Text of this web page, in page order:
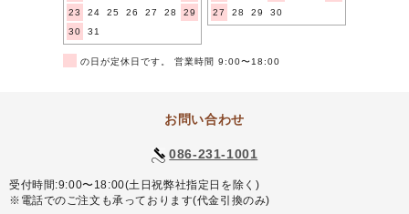
23
24 25 26 27 28
29
30
31
27
28 29 30
の日が定休日です。 営業時間 9:00〜18:00
お問い合わせ
086-231-1001
受付時間:9:00〜18:00(土日祝弊社指定日を除く)
※電話でのご注文も承っております(代金引換のみ)